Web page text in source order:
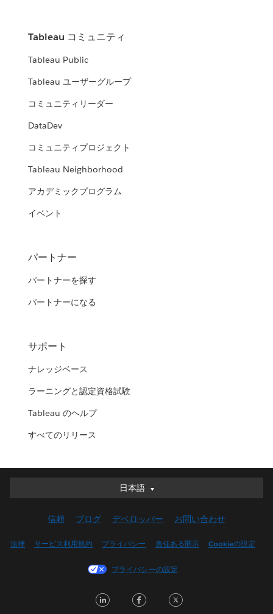
Tableau コミュニティ
Tableau Public
Tableau ユーザーグループ
コミュニティリーダー
DataDev
コミュニティプロジェクト
Tableau Neighborhood
アカデミックプログラム
イベント
パートナー
パートナーを探す
パートナーになる
サポート
ナレッジベース
ラーニングと認定資格試験
Tableau のヘルプ
すべてのリリース
日本語
日本語
English (UK)
Français (Canada)
Italiano
信頼 ブログ デベロッパー お問い合わせ
法律 サービス利用規約 プライバシー 責任ある開示 Cookieの設定
プライバシーの設定
LinkedInFacebook